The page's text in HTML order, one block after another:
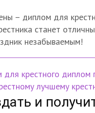
– диплом для
станет
незабываемым!
для крестного диплом
лучшему
и